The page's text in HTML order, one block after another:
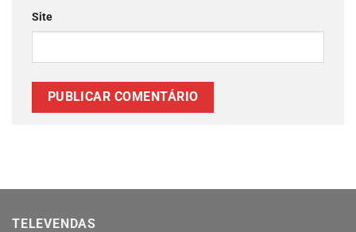
Site
TELEVENDAS